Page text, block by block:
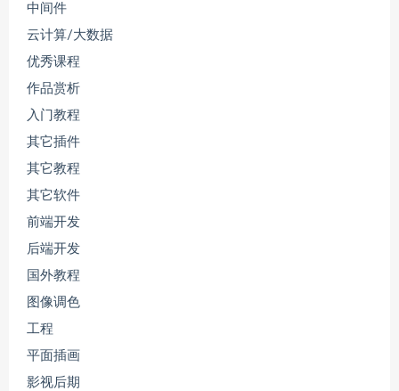
中间件
云计算/大数据
优秀课程
作品赏析
入门教程
其它插件
其它教程
其它软件
前端开发
后端开发
国外教程
图像调色
工程
平面插画
影视后期